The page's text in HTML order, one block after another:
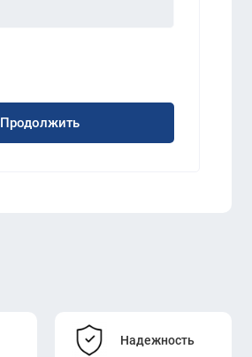
Продолжить
Надежность